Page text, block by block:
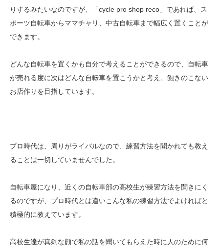
りするみたいなのですが、「cycle pro shop reco」であれば、ス
ポーツ自転車からママチャリ、中古自転車まで幅広く置くことが
できます。
どんな自転車を置くかも自分で考えることができるので、自転車
が売れる度に次はどんな自転車を置こうかと考え、飽きのこない
お店作りを目指しています。
プロ時代は、周りがライバルなので、練習方法を聞かれても教え
ることは一切していませんでした。
自転車屋になり、近くの自転車部の高校生が練習方法を聞きにく
るのですが、プロ時代とは違いこんな私の練習方法でよければと
積極的に教えています。
高校生達が真剣な顔で私の話を聞いてもらえた時に人のために何